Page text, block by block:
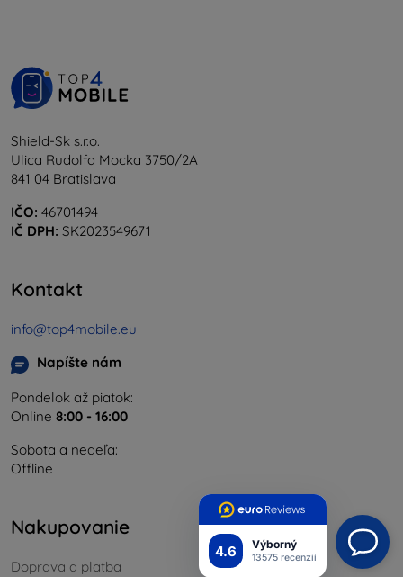
4.6 Výborný
13575 recenzií
Shield-Sk s.r.o.
Ulica Rudolfa Mocka 3750/2A
841 04 Bratislava
IČO: 46701494
IČ DPH: SK2023549671
Kontakt
info@top4mobile.eu
Napíšte nám
Pondelok až piatok:
Online 8:00 - 16:00
Sobota a nedeľa:
Offline
Nakupovanie
Doprava a platba